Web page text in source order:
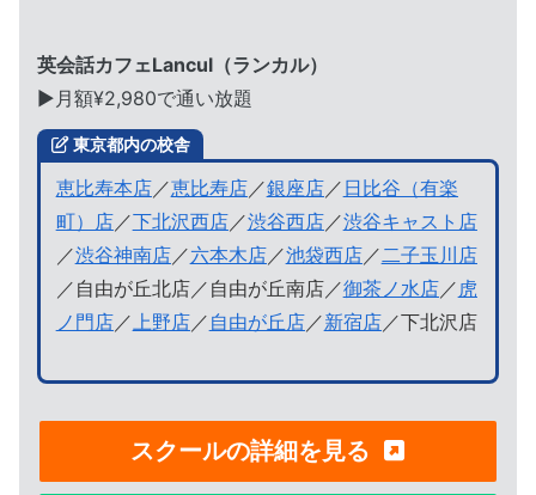
英会話カフェLancul（ランカル）
▶︎月額¥2,980で通い放題
東京都内の校舎
恵比寿本店／恵比寿店／銀座店／ 日比谷（有楽
町）店／下北沢西店／渋谷西店／渋谷キャスト店
／渋谷神南店／六本木店／池袋西店／ 二子玉川店
／自由が丘北店／自由が丘南店／御茶ノ水店／ 虎
ノ門店／ 上野店／ 自由が丘店／新宿店／下北沢店
スクールの詳細を見る